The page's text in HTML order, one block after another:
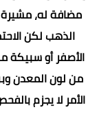
مضافة له،
الذهب لكن
الأصفر أو سبيكة
من لون المعدن
الأمر لا يجزم